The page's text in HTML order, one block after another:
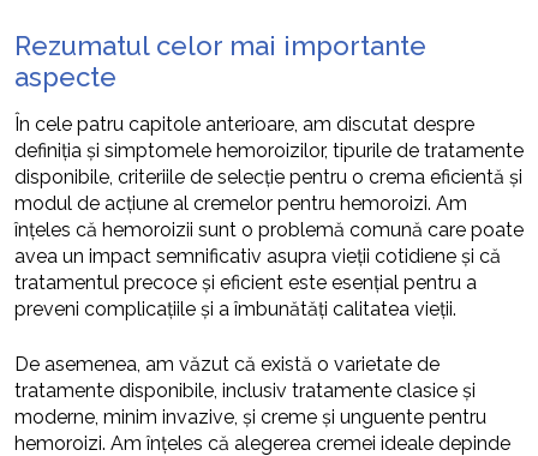
Rezumatul celor mai importante
aspecte
În cele patru capitole anterioare, am discutat despre
definiția și simptomele hemoroizilor, tipurile de tratamente
disponibile, criteriile de selecție pentru o crema eficientă și
modul de acțiune al cremelor pentru hemoroizi. Am
înțeles că hemoroizii sunt o problemă comună care poate
avea un impact semnificativ asupra vieții cotidiene și că
tratamentul precoce și eficient este esențial pentru a
preveni complicațiile și a îmbunătăți calitatea vieții.
De asemenea, am văzut că există o varietate de
tratamente disponibile, inclusiv tratamente clasice și
moderne, minim invazive, și creme și unguente pentru
hemoroizi. Am înțeles că alegerea cremei ideale depinde